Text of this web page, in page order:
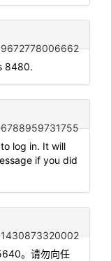
8480.
log in. It will
if you did
。请勿向任